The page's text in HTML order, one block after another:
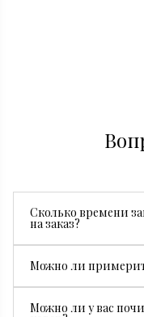
Сколько времени
на заказ?
производства. В
месяцев.
Можно ли
Можно ли у вас